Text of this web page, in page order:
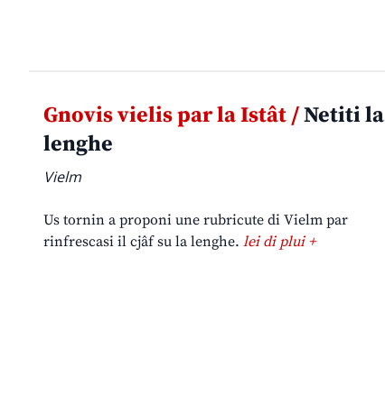
Gnovis vielis par la Istât /Netiti la
lenghe
Vielm
Us tornin a proponi une rubricute di Vielm par
rinfrescasi il cjâf su la lenghe. lei di plui +